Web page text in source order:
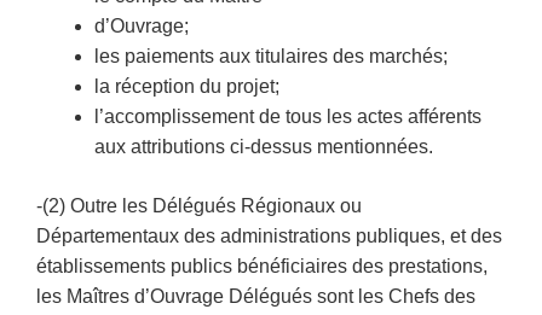
d’Ouvrage;
les paiements aux titulaires des marchés;
la réception du projet;
l’accomplissement de tous les actes afférents
aux attributions ci-dessus mentionnées.
-(2) Outre les Délégués Régionaux ou
Départementaux des administrations publiques, et des
établissements publics bénéficiaires des prestations,
les Maîtres d’Ouvrage Délégués sont les Chefs des